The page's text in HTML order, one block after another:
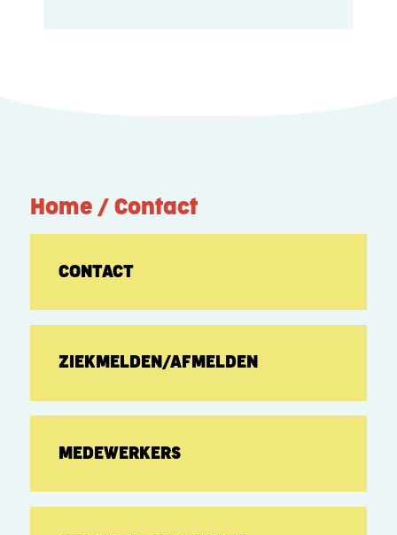
Home / Contact
CONTACT
ZIEKMELDEN/AFMELDEN
MEDEWERKERS